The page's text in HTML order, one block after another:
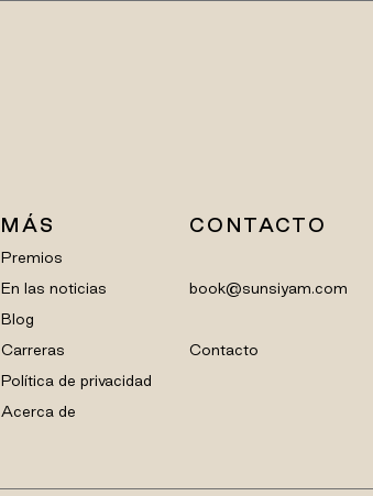
MÁS
Premios
En las noticias
Blog
Carreras
Política de privacidad
Acerca de
CONTACTO
book@sunsiyam.com
Contacto